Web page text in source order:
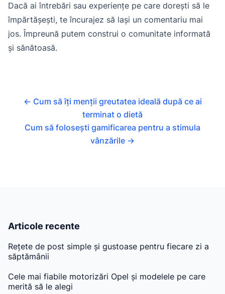
Dacă ai întrebări sau experiențe pe care dorești să le
împărtășești, te încurajez să lași un comentariu mai
jos. Împreună putem construi o comunitate informată
și sănătoasă.
← Cum să îți menții greutatea ideală după ce ai
terminat o dietă
Cum să folosești gamificarea pentru a stimula
vânzările →
Articole recente
Rețete de post simple și gustoase pentru fiecare zi a
săptămânii
Cele mai fiabile motorizări Opel și modelele pe care
merită să le alegi